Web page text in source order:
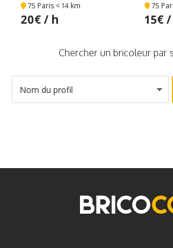
75 Paris < 14 km
20€ / h
75
15€
Chercher un bricoleur par
Nom du profil